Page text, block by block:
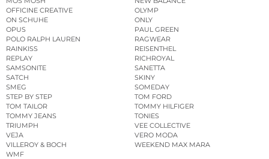
OFFICINE CREATIVE
OLYMP
ON SCHUHE
ONLY
OPUS
PAUL GREEN
POLO RALPH LAUREN
RAGWEAR
RAINKISS
REISENTHEL
REPLAY
RICHROYAL
SAMSONITE
SANETTA
SATCH
SKINY
SMEG
SOMEDAY
STEP BY STEP
TOM FORD
TOM TAILOR
TOMMY HILFIGER
TOMMY JEANS
TONIES
TRIUMPH
VEE COLLECTIVE
VEJA
VERO MODA
VILLEROY & BOCH
WEEKEND MAX MARA
WMF